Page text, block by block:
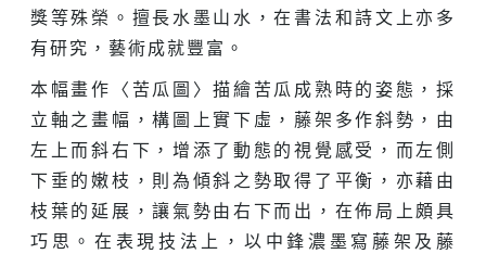
獎等殊榮。擅長水墨山水，在書法和詩文上亦多
有研究，藝術成就豐富。
本幅畫作〈苦瓜圖〉描繪苦瓜成熟時的姿態，採
立軸之畫幅，構圖上實下虛，藤架多作斜勢，由
左上而斜右下，增添了動態的視覺感受，而左側
下垂的嫩枝，則為傾斜之勢取得了平衡，亦藉由
枝葉的延展，讓氣勢由右下而出，在佈局上頗具
巧思。在表現技法上，以中鋒濃墨寫藤架及藤